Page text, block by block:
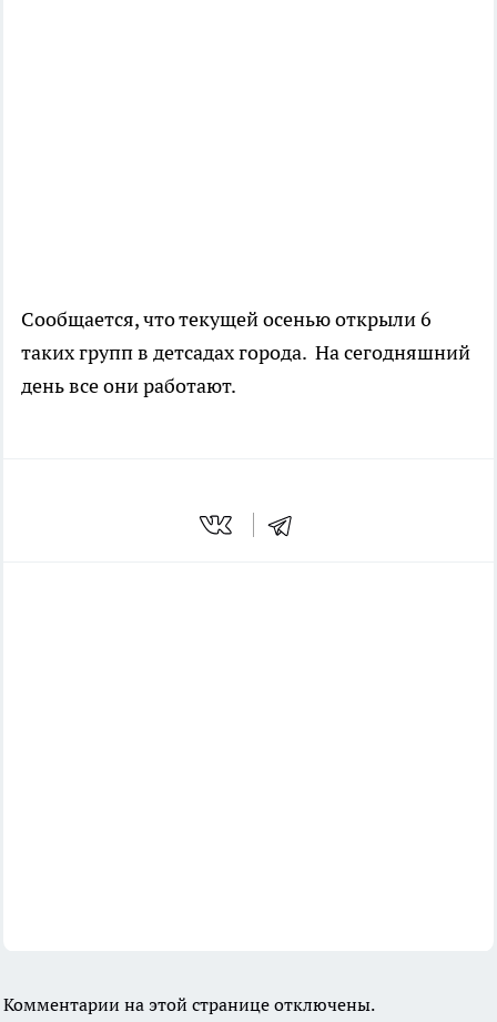
Сообщается, что текущей осенью открыли 6
таких групп в детсадах города. На сегодняшний
день все они работают.
Комментарии на этой странице отключены.